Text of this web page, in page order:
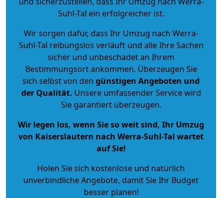
Suhl-Tal ein erfolgreicher ist.
Wir sorgen dafür, dass Ihr Umzug nach Werra-
Suhl-Tal reibungslos verläuft und alle Ihre Sachen
sicher und unbeschadet an Ihrem
Bestimmungsort ankommen. Überzeugen Sie
sich selbst von den günstigen Angeboten und
der Qualität. Unsere umfassender Service wird
Sie garantiert überzeugen.
Wir legen los, wenn Sie so weit sind, Ihr Umzug
von Kaiserslautern nach Werra-Suhl-Tal wartet
auf Sie!
Holen Sie sich kostenlose und natürlich
unverbindliche Angebote, damit Sie Ihr Budget
besser planen!